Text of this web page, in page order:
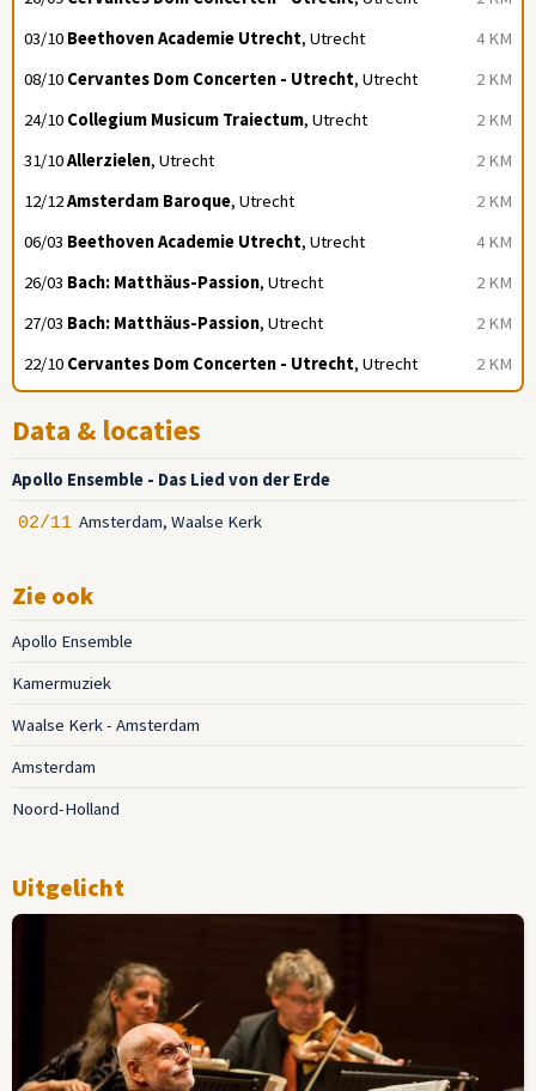
4 KM
03/10 Beethoven Academie Utrecht, Utrecht
2 KM
08/10 Cervantes Dom Concerten - Utrecht, Utrecht
2 KM
24/10 Collegium Musicum Traiectum, Utrecht
2 KM
31/10Allerzielen, Utrecht
2 KM
12/12Amsterdam Baroque, Utrecht
4 KM
06/03 Beethoven Academie Utrecht, Utrecht
2 KM
26/03 Bach: Matthäus-Passion, Utrecht
2 KM
27/03 Bach: Matthäus-Passion, Utrecht
2 KM
22/10 Cervantes Dom Concerten - Utrecht, Utrecht
Data & locaties
Apollo Ensemble - Das Lied von der Erde
02/11 Amsterdam, Waalse Kerk
Zie ook
Apollo Ensemble
Kamermuziek
Waalse Kerk - Amsterdam
Amsterdam
Noord-Holland
Uitgelicht